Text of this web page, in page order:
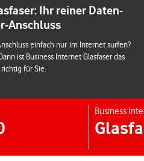
Ihr reiner Daten-
Anschluss
einfach nur im Internet surfen?
ist Business Internet Glasfaser das
für Sie.
Business